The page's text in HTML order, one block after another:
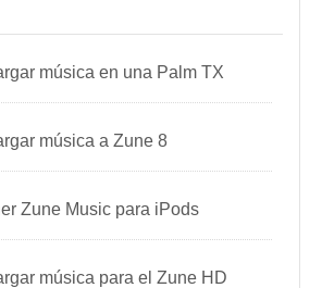
música en una Palm TX
música a Zune 8
Zune Music para iPods
música para el Zune HD